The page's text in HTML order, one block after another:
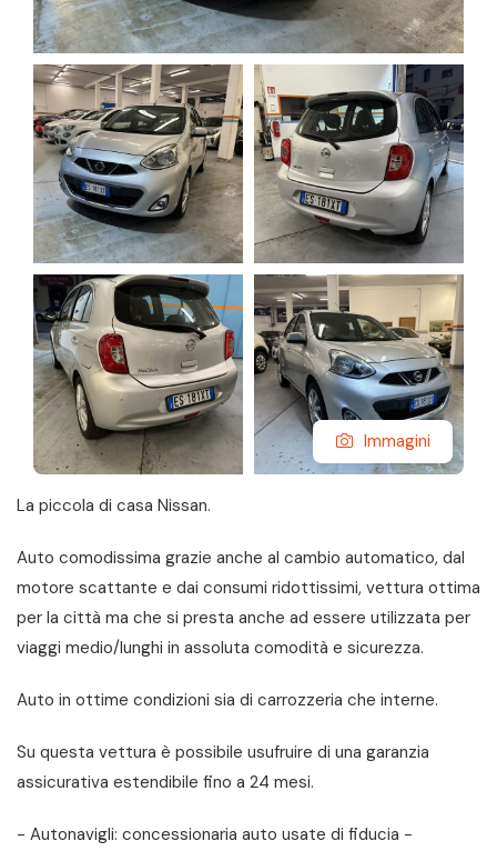
Immagini
La piccola di casa Nissan.
Auto comodissima grazie anche al cambio automatico, dal
motore scattante e dai consumi ridottissimi, vettura ottima
per la città ma che si presta anche ad essere utilizzata per
viaggi medio/lunghi in assoluta comodità e sicurezza.
Auto in ottime condizioni sia di carrozzeria che interne.
Su questa vettura è possibile usufruire di una garanzia
assicurativa estendibile fino a 24 mesi.
- Autonavigli: concessionaria auto usate di fiducia -